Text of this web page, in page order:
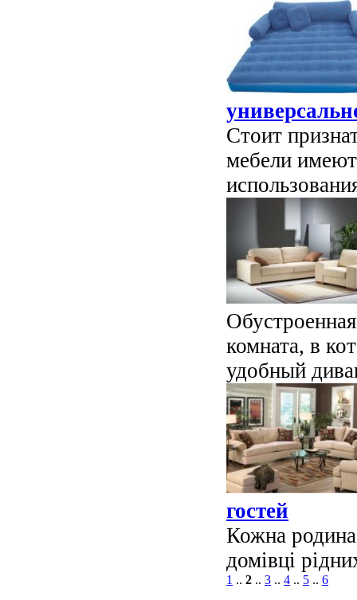
Стоит
мебели
комната, в
удобный
гостей
Кожна
домівці
1 .. 2 .. 3 .. 4 .. 5 .. 6